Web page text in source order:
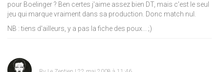
pour Boelinger ? Ben certes j'aime assez bien DT, mais c'est le seul
jeu qui marque vraiment dans sa production. Donc match nul.
NB : tiens d'ailleurs, y a pas la fiche des poux... ;)